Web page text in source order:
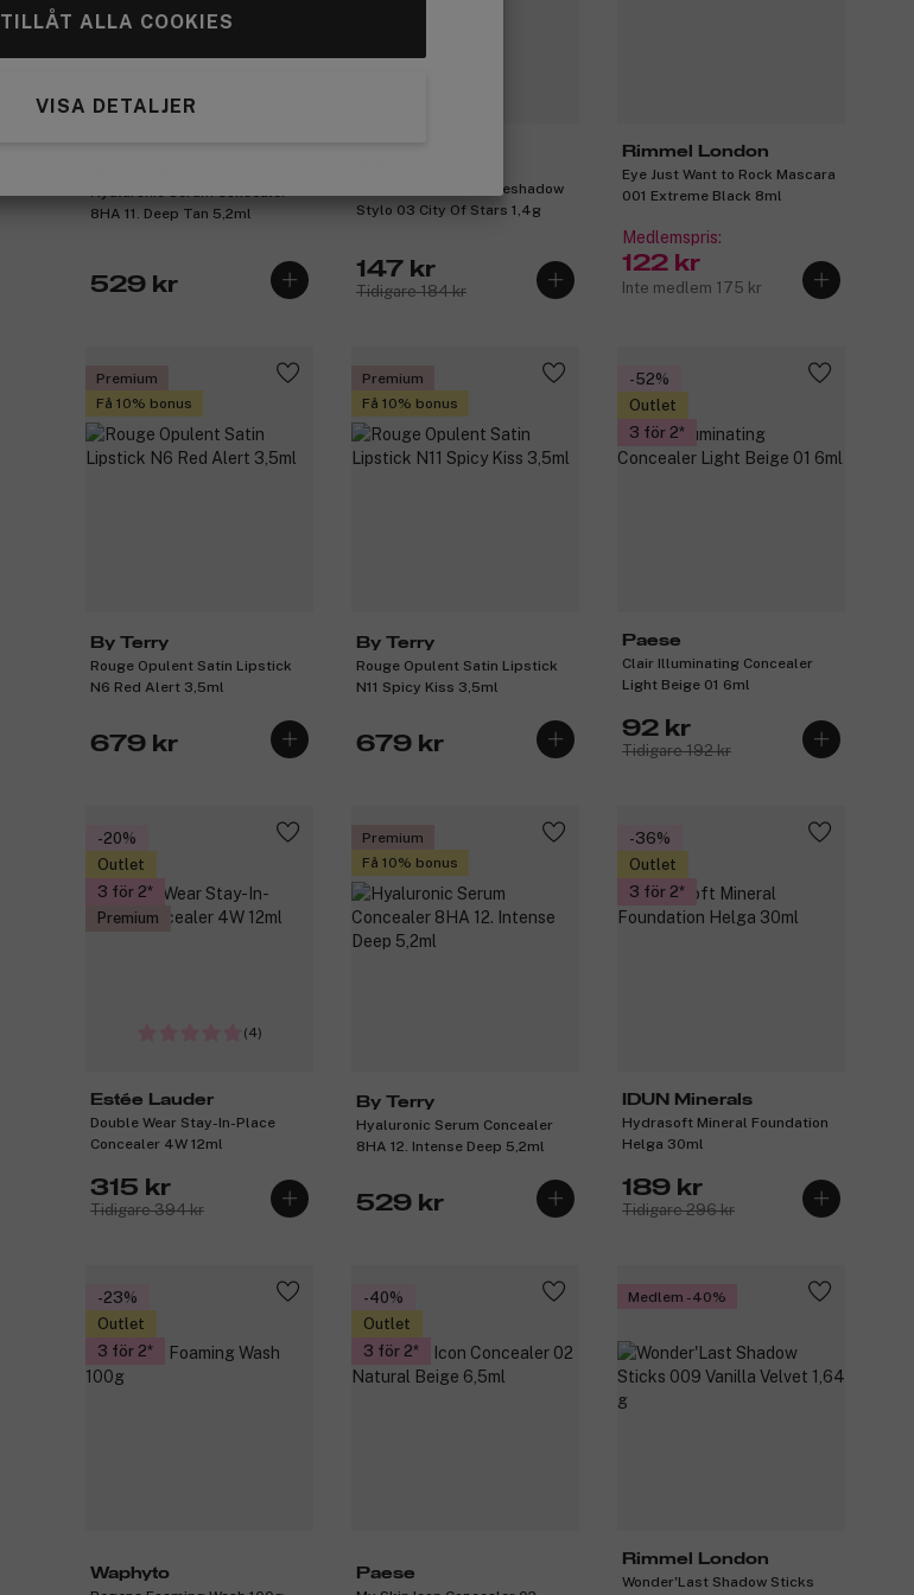
TILLÅT ALLA COOKIES
VISA DETALJER
8HA 11. Deep Tan 5,2ml
529 kr
High Performance Eyeshadow
Stylo 03 City Of Stars 1,4g
147 kr
Tidigare 184 kr
Rimmel London
Eye Just Want to Rock Mascara
001 Extreme Black 8ml
Medlemspris:
122 kr
Inte medlem 175 kr
Premium
Få 10% bonus
By Terry
Rouge Opulent Satin Lipstick
N6 Red Alert 3,5ml
679 kr
Premium
Få 10% bonus
By Terry
Rouge Opulent Satin Lipstick
N11 Spicy Kiss 3,5ml
679 kr
-52%
Outlet
3 för 2
Paese
Clair Illuminating Concealer
Light Beige 01 6ml
92 kr
Tidigare 192 kr
-20%
Outlet
3 för 2
Premium
(4)
Estée Lauder
Double Wear Stay-In-Place
Concealer 4W 12ml
315 kr
Tidigare 394 kr
Premium
Få 10% bonus
By Terry
Hyaluronic Serum Concealer
8HA 12. Intense Deep 5,2ml
529 kr
-36%
Outlet
3 för 2
IDUN Minerals
Hydrasoft Mineral Foundation
Helga 30ml
189 kr
Tidigare 296 kr
-23%
Outlet
3 för 2
Waphyto
-40%
Outlet
3 för 2
Paese
Medlem -40%
Rimmel London
Wonder'Last Shadow Sticks